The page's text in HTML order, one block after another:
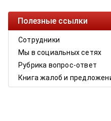
Полезные ссылки
Сотрудники
Мы в социальных сетях
Рубрика вопрос-ответ
Книга жалоб и